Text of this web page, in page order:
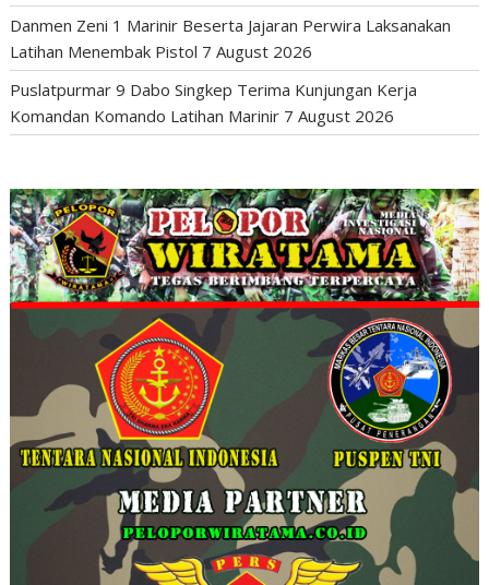
Danmen Zeni 1 Marinir Beserta Jajaran Perwira Laksanakan
Latihan Menembak Pistol 7 August 2026
Puslatpurmar 9 Dabo Singkep Terima Kunjungan Kerja
Komandan Komando Latihan Marinir 7 August 2026